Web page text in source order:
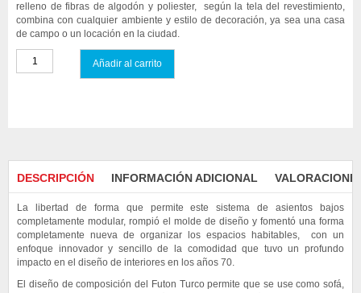
relleno de fibras de algodón y poliester, según la tela del revestimiento,
combina con cualquier ambiente y estilo de decoración, ya sea una casa
de campo o un locación en la ciudad.
Añadir al carrito
DESCRIPCIÓN INFORMACIÓN ADICIONAL
La libertad de forma que permite este sistema de asientos bajos
completamente modular, rompió el molde de diseño y fomentó una forma
completamente nueva de organizar los espacios habitables, con un
enfoque innovador y sencillo de la comodidad que tuvo un profundo
impacto en el diseño de interiores en los años 70.
El diseño de composición del Futon Turco permite que se use como sofá,